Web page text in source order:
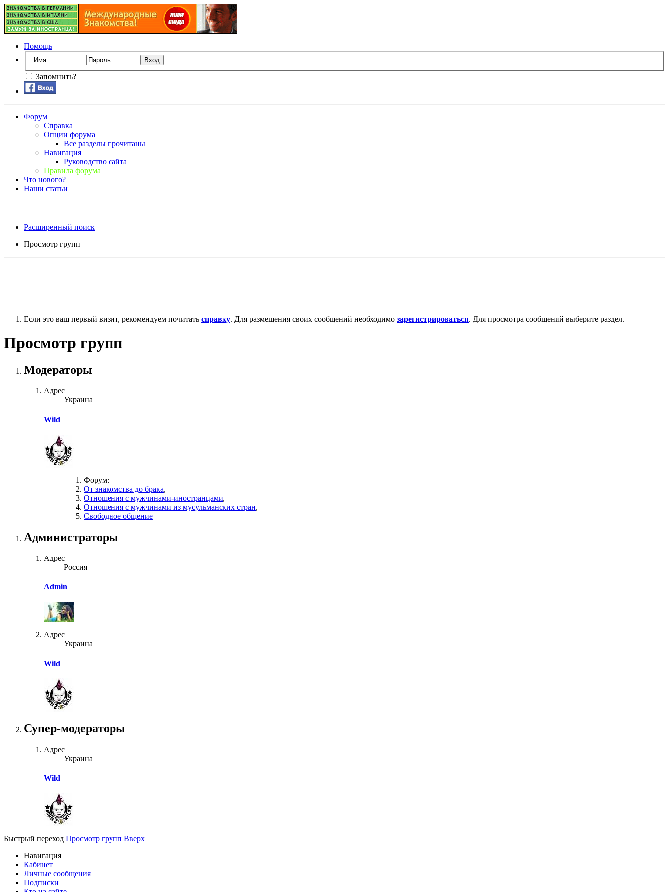
Помощь
Запомнить?
Форум
Справка
Опции форума
Все разделы прочитаны
Навигация
Руководство сайта
Правила форума
Что нового?
Наши статьи
Расширенный поиск
Просмотр групп
Если это ваш первый визит, рекомендуем почитать справку. Для размещения своих сообщений необходимо зарегистрироваться. Для просмотра сообщений выберите раздел.
Просмотр групп
Модераторы
Адрес
Украина
Wild
Форум:
От знакомства до брака,
Отношения с мужчинами-иностранцами,
Отношения с мужчинами из мусульманских стран,
Свободное общение
Администраторы
Адрес
Россия
Admin
Адрес
Украина
Wild
Супер-модераторы
Адрес
Украина
Wild
Быстрый переход Просмотр групп Вверх
Навигация
Кабинет
Личные сообщения
Подписки